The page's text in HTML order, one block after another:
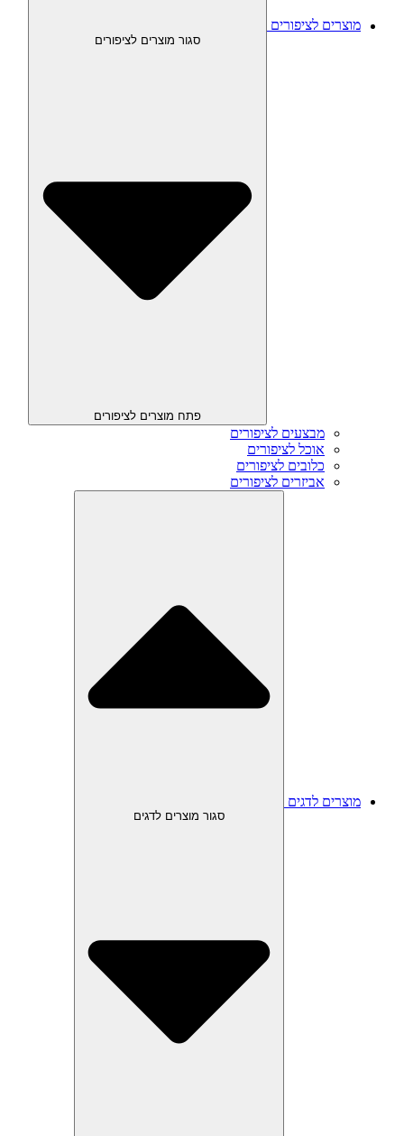
מוצרים לציפורים
סגור מוצרים לציפורים
פתח מוצרים לציפורים
מבצעים לציפורים
אוכל לציפורים
כלובים לציפורים
אביזרים לציפורים
מוצרים לדגים
סגור מוצרים לדגים